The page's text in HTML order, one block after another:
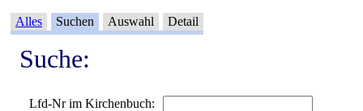
Alles Suchen Auswahl Detail
Suche:
Lfd-Nr im Kirchenbuch: